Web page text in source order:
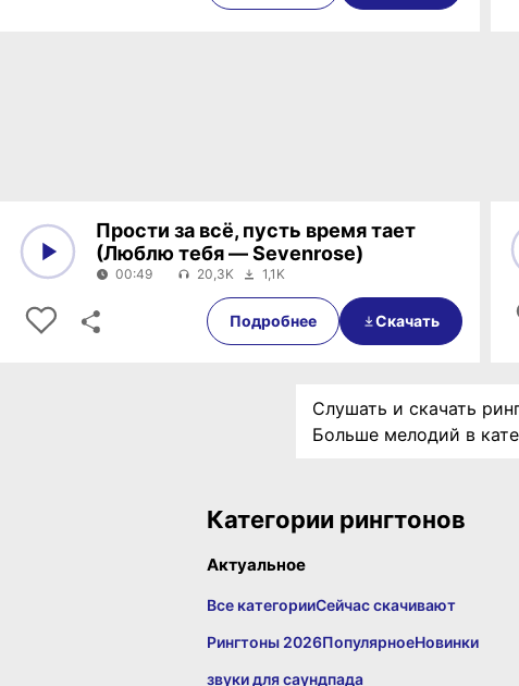
00:49
Прости за всё, пусть время тает
(Люблю тебя — Sevenrose)
00:49 20,3K 1,1K
Подробнее Скачать
Слушать и скачать
Больше мелодий в
Категории рингтонов
Актуальное
Все категорииСейчас скачивают
Рингтоны 2026ПопулярноеНовинки
звуки для саундпада